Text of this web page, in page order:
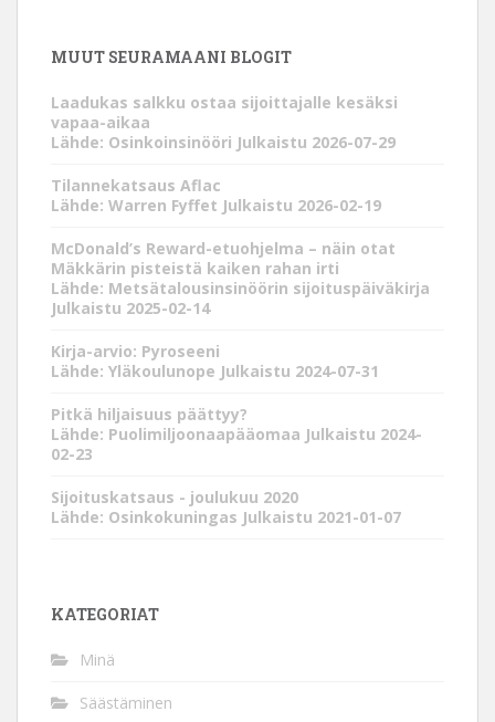
MUUT SEURAMAANI BLOGIT
Laadukas salkku ostaa sijoittajalle kesäksi
vapaa-aikaa
Lähde: Osinkoinsinööri Julkaistu 2026-07-29
Tilannekatsaus Aflac
Lähde: Warren Fyffet Julkaistu 2026-02-19
McDonald’s Reward-etuohjelma – näin otat
Mäkkärin pisteistä kaiken rahan irti
Lähde: Metsätalousinsinöörin sijoituspäiväkirja
Julkaistu 2025-02-14
Kirja-arvio: Pyroseeni
Lähde: Yläkoulunope Julkaistu 2024-07-31
Pitkä hiljaisuus päättyy?
Lähde: Puolimiljoonaapääomaa Julkaistu 2024-
02-23
Sijoituskatsaus - joulukuu 2020
Lähde: Osinkokuningas Julkaistu 2021-01-07
KATEGORIAT
Minä
Säästäminen